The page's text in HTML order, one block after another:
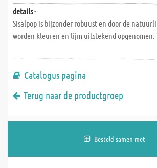
details -
Sisalpop is bijzonder robuust en door de
worden kleuren en lijm uitstekend opgenomen.
Catalogus pagina
Terug naar de productgroep
Besteld samen met